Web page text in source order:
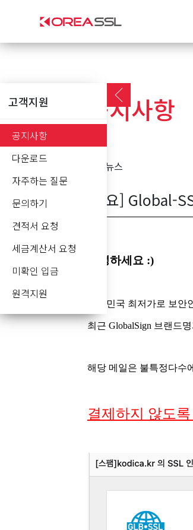
고객지원
공지사항
다운로드
자주하는 질문
문의하기
견적서 요청
세금계산서 요청
미확인 입금
원격지원
공지사항
보안뉴스
[중요] Global-